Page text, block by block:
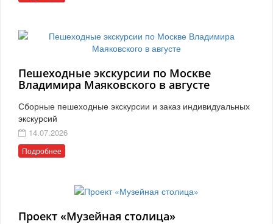
Пешеходные экскурсии по Москве
Владимира Маяковского в августе
Сборные пешеходные экскурсии и заказ индивидуальных
экскурсий
14.07.2026
Подробнее
Проект «Музейная столица»